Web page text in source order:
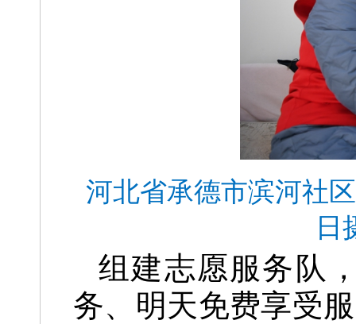
河北省承德市滨河社
组建志愿服务队
务、明天免费享受